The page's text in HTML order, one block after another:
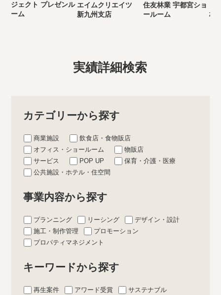
ジェクト プレゼンル
ーム
エイムクリエイツ
新九州支店
住友林業 宇都宮ショ
ールーム
林
実績詳細検索
カテゴリーから探す
商業施設
飲食店・食物販店
オフィス・ショールーム
物販店
サービス
POP UP
保育・介護・医療
公共施設・ホテル・住空間
事業内容から探す
プランニング リーシング
デザイン・設計
施工・制作管理
プロモーション
プロパティマネジメント
キーワードから探す
再生案件 アワード受賞
サステナブル